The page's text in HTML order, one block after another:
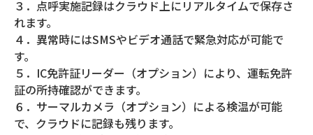
３．点呼実施記録はクラウド上にリアルタイムで保存さ
れます。
４．異常時にはSMSやビデオ通話で緊急対応が可能で
す。
５．IC免許証リーダー（オプション）により、運転免許
証の所持確認ができます。
６．サーマルカメラ（オプション）による検温が可能
で、クラウドに記録も残ります。